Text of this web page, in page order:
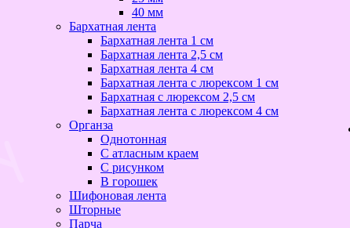
40 мм
Бархатная лента
Бархатная лента 1 см
Бархатная лента 2,5 см
Бархатная лента 4 см
Бархатная лента с люрексом 1 см
Бархатная с люрексом 2,5 см
Бархатная лента с люрексом 4 см
Органза
Однотонная
С атласным краем
С рисунком
В горошек
Шифоновая лента
Шторные
Парча